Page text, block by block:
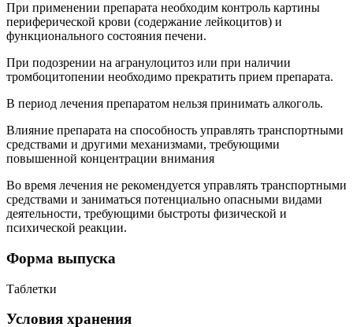
При применении препарата необходим контроль картины
периферической крови (содержание лейкоцитов) и
функционального состояния печени.
При подозрении на агранулоцитоз или при наличии
тромбоцитопении необходимо прекратить прием препарата.
В период лечения препаратом нельзя принимать алкоголь.
Влияние препарата на способность управлять транспортными
средствами и другими механизмами, требующими
повышенной концентрации внимания
Во время лечения не рекомендуется управлять транспортными
средствами и заниматься потенциально опасными видами
деятельности, требующими быстроты физической и
психической реакции.
Форма выпуска
Таблетки
Условия хранения